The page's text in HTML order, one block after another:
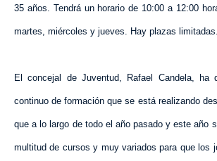
35 años. Tendrá un horario de 10:00 a 12:00
martes, miércoles y jueves. Hay plazas limitadas.
El concejal de Juventud, Rafael Candela, ha
continuo de formación que se está realizando
que a lo largo de todo el año pasado y este año
multitud de cursos y muy variados para que los